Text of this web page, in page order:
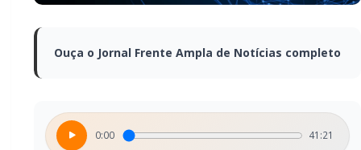
Ouça o Jornal Frente Ampla de Notícias completo
0:00 41:21